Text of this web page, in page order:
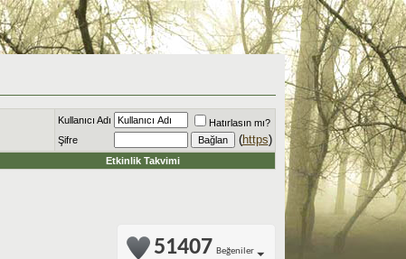
Kullanıcı Adı
Hatırlasın mı?
Şifre
(https)
Etkinlik Takvimi
51407 Beğeniler